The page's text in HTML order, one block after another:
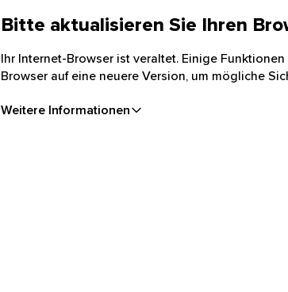
Bitte aktualisieren Sie Ihren
Ihr Internet-Browser ist veraltet. Einige
Browser auf eine neuere Version, um mögliche
Weitere Informationen